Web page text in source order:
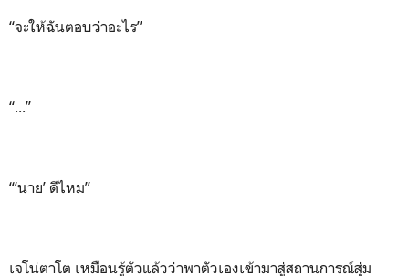
“จะให้ฉันตอบว่าอะไร”
“...”
“‘นาย’ ดีไหม”
เจโน่ตาโต เหมือนรู้ตัวแล้วว่าพาตัวเองเข้ามาสู่สถานการณ์สุ่ม